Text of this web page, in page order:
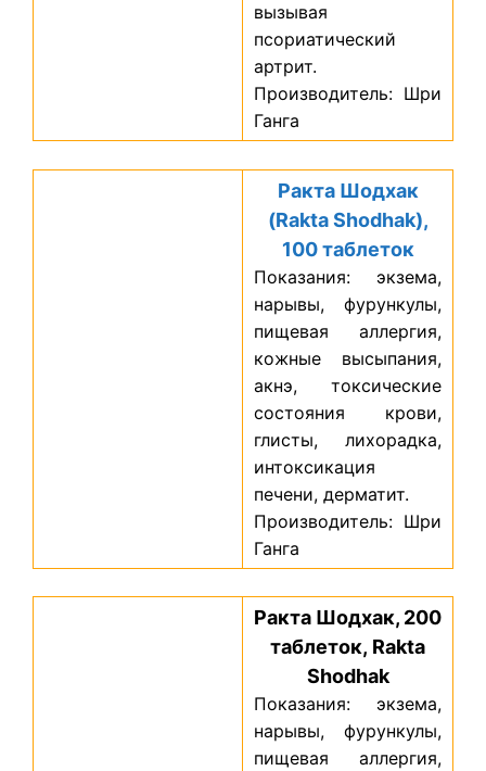
вызывая
псориатический
артрит.
Производитель: Шри
Ганга
Ракта Шодхак
(Rakta Shodhak),
100 таблеток
Показания: экзема,
нарывы, фурункулы,
пищевая аллергия,
кожные высыпания,
акнэ, токсические
состояния крови,
глисты, лихорадка,
интоксикация
печени, дерматит.
Производитель: Шри
Ганга
Ракта Шодхак, 200
таблеток, Rakta
Shodhak
Показания: экзема,
нарывы, фурункулы,
пищевая аллергия,